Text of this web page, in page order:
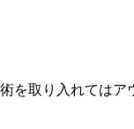
取り入れては